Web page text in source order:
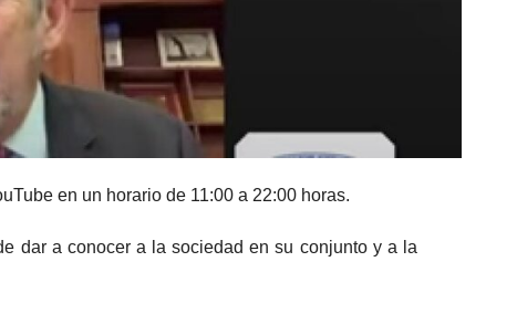
en un horario de 11:00 a 22:00 horas.
dar a conocer a la sociedad en su conjunto y a la